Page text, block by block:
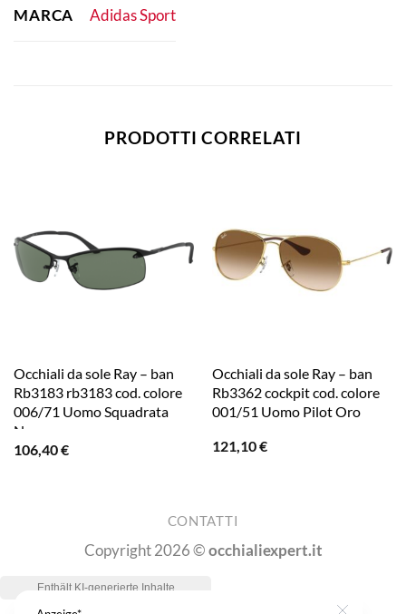
MARCA Adidas Sport
PRODOTTI CORRELATI
Occhiali da sole Ray – ban
Rb3183 rb3183 cod. colore
006/71 Uomo Squadrata
Nero
106,40€
Occhiali da sole Ray – ban
Rb3362 cockpit cod. colore
001/51 Uomo Pilot Oro
121,10€
CONTATTI
Copyright 2026 ©occhialiexpert.it